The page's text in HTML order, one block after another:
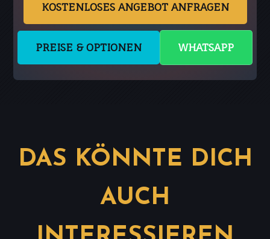
KOSTENLOSES ANGEBOT ANFRAGEN
PREISE & OPTIONEN WHATSAPP
DAS KÖNNTE DICH
AUCH